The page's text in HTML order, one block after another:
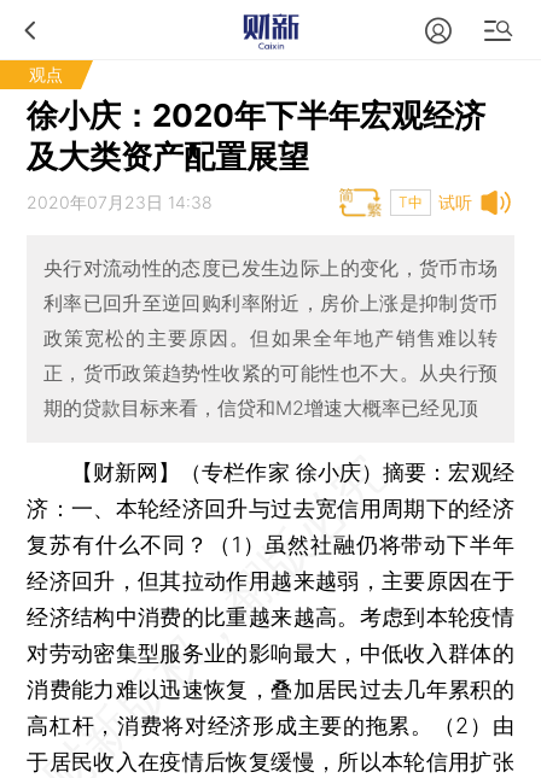
观点
徐小庆：2020年下半年宏观经济
及大类资产配置展望
试听
2020年07月23日 14:38 T中
央行对流动性的态度已发生边际上的变化，货币市场
利率已回升至逆回购利率附近，房价上涨是抑制货币
政策宽松的主要原因。但如果全年地产销售难以转
正，货币政策趋势性收紧的可能性也不大。从央行预
期的贷款目标来看，信贷和M2增速大概率已经见顶
【财新网】（专栏作家 徐小庆）摘要：宏观经
济：一、本轮经济回升与过去宽信用周期下的经济
复苏有什么不同？（1）虽然社融仍将带动下半年
经济回升，但其拉动作用越来越弱，主要原因在于
经济结构中消费的比重越来越高。考虑到本轮疫情
对劳动密集型服务业的影响最大，中低收入群体的
消费能力难以迅速恢复，叠加居民过去几年累积的
高杠杆，消费将对经济形成主要的拖累。（2）由
于居民收入在疫情后恢复缓慢，所以本轮信用扩张